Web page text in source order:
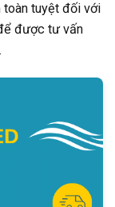
toàn tuyệt đối với
được tư vấn